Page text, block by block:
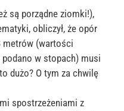
są porządne ziomki!),
obliczył, że opór
metrów (wartości
w stopach) musi
dużo? O tym za chwilę
spostrzeżeniami z